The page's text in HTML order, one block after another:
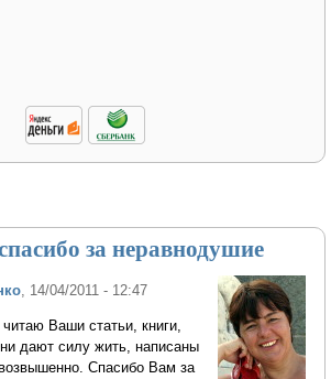
за неравнодушие
, 14/04/2011 - 12:47
Ваши статьи, книги,
дают силу жить, написаны
Спасибо Вам за